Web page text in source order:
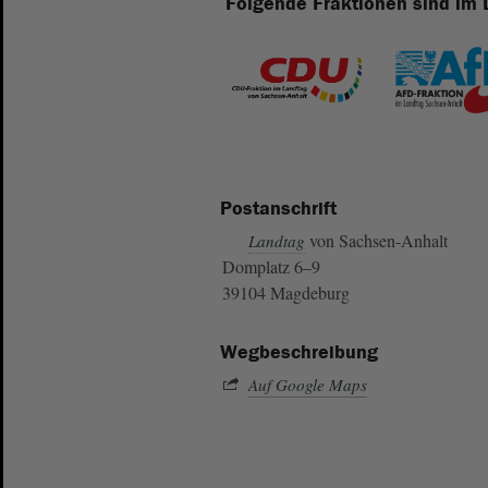
Postanschrift
Landtag von Sachsen-Anhalt
Domplatz 6–9
39104 Magdeburg
Wegbeschreibung
Auf Google Maps